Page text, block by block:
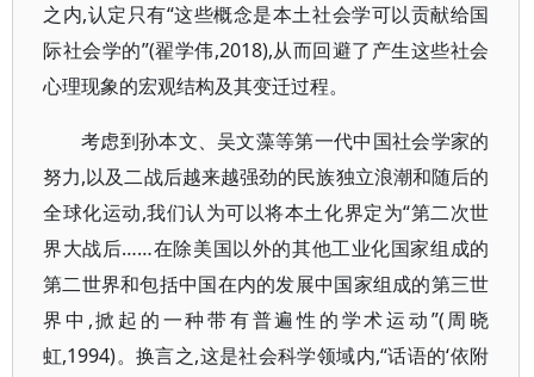
之内,认定只有“这些概念是本土社会学可以贡献给国
际社会学的”(翟学伟,2018),从而回避了产生这些社会
心理现象的宏观结构及其变迁过程。
考虑到孙本文、吴文藻等第一代中国社会学家的
努力,以及二战后越来越强劲的民族独立浪潮和随后的
全球化运动,我们认为可以将本土化界定为“第二次世
界大战后……在除美国以外的其他工业化国家组成的
第二世界和包括中国在内的发展中国家组成的第三世
界中,掀起的一种带有普遍性的学术运动”(周晓
虹,1994)。换言之,这是社会科学领域内,“话语的‘依附